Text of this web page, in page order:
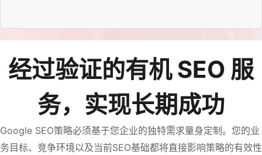
经过验证的有机 SEO 服
务，实现长期成功
Google SEO策略必须基于您企业的独特需求量身定制。您的业
务目标、竞争环境以及当前SEO基础都将直接影响策略的有效性